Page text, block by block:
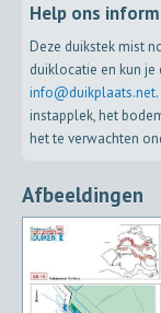
Help ons
Deze duikstek mist
duiklocatie en kun je
info@duikplaats.net
instapplek, het
het te verwachten
Afbeeldingen